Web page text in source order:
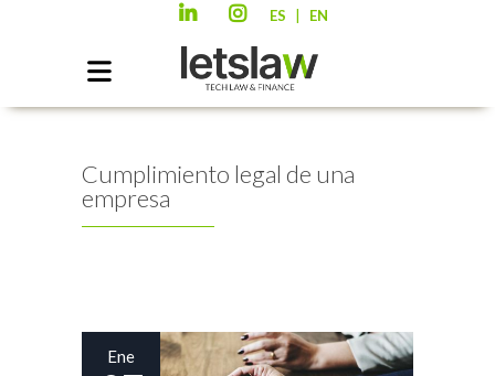
ES EN
Cumplimiento legal de una
empresa
Ene